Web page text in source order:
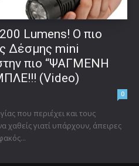
Lumens! Ο πιο
Δέσμης mini
πιο “ΨΑΓΜΕΝΗ
(Video)
0
που περιέχει και τους
χαθείς γιατί υπάρχουν, άπειρες